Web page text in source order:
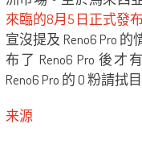
來臨的8月5日正式發布
宣沒提及 Reno6 Pro
布了 Reno6 Pro 後
Reno6 Pro 的 O 粉請拭
来源